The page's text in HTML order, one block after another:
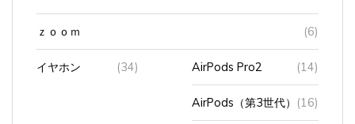
ｚｏｏｍ (6)
イヤホン (34) AirPods Pro2 (14)
AirPods（第3世代） (16)